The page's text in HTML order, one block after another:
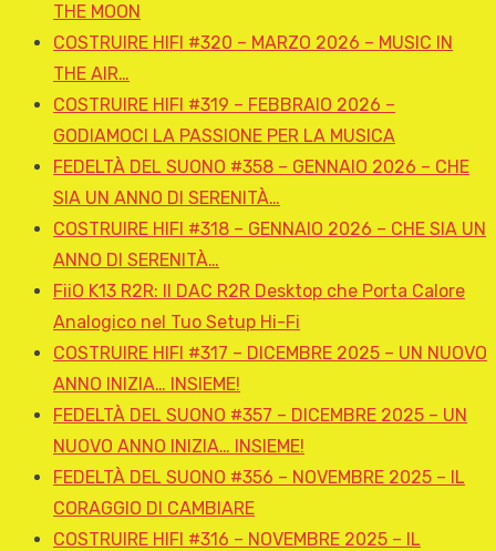
THE MOON
COSTRUIRE HIFI #320 – MARZO 2026 – MUSIC IN
THE AIR…
COSTRUIRE HIFI #319 – FEBBRAIO 2026 –
GODIAMOCI LA PASSIONE PER LA MUSICA
FEDELTÀ DEL SUONO #358 – GENNAIO 2026 – CHE
SIA UN ANNO DI SERENITÀ…
COSTRUIRE HIFI #318 – GENNAIO 2026 – CHE SIA UN
ANNO DI SERENITÀ…
FiiO K13 R2R: Il DAC R2R Desktop che Porta Calore
Analogico nel Tuo Setup Hi-Fi
COSTRUIRE HIFI #317 – DICEMBRE 2025 – UN NUOVO
ANNO INIZIA… INSIEME!
FEDELTÀ DEL SUONO #357 – DICEMBRE 2025 – UN
NUOVO ANNO INIZIA… INSIEME!
FEDELTÀ DEL SUONO #356 – NOVEMBRE 2025 – IL
CORAGGIO DI CAMBIARE
COSTRUIRE HIFI #316 – NOVEMBRE 2025 – IL